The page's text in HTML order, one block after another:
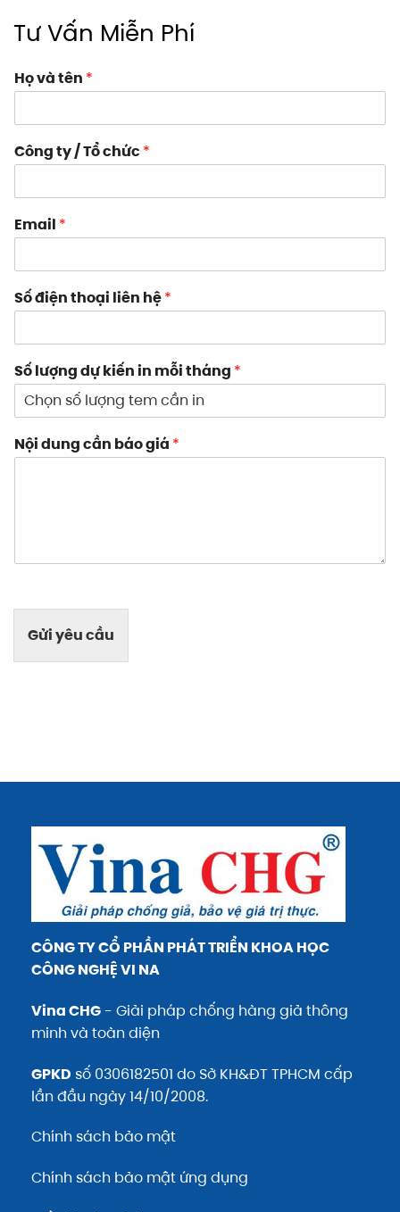
Tư Vấn Miễn Phí
Họ và tên *
Công ty / Tổ chức *
Email *
Số điện thoại liên hệ*
Số lượng dự kiến in mỗi tháng *
Nội dung cần báo giá *
Gửi yêu cầu
CÔNG TY CỔ PHẦN PHÁT TRIỂN KHOA HỌC
CÔNG NGHỆ VI NA
Vina CHG - Giải pháp chống hàng giả thông
minh và toàn diện
GPKD số 0306182501 do Sở KH&ĐT TPHCM cấp
lần đầu ngày 14/10/2008.
Chính sách bảo mật
Chính sách bảo mật ứng dụng